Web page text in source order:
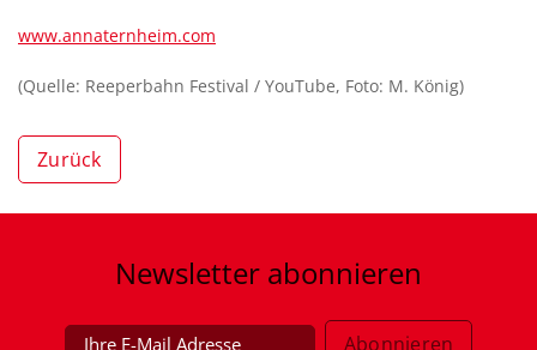
www.annaternheim.com
(Quelle: Reeperbahn Festival / YouTube, Foto: M. König)
Zurück
Newsletter abonnieren